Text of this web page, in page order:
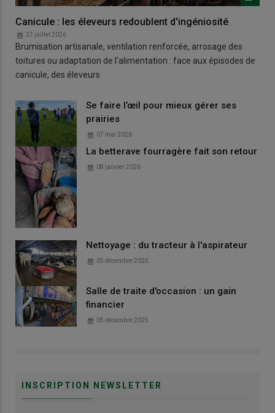
Canicule : les éleveurs redoublent d'ingéniosité
27 juillet 2026
Brumisation artisanale, ventilation renforcée, arrosage des
toitures ou adaptation de l'alimentation : face aux épisodes de
canicule, des éleveurs
Se faire l’œil pour mieux gérer ses
prairies
07 mai 2026
La betterave fourragère fait son retour
08 janvier 2026
Nettoyage : du tracteur à l'aspirateur
05 décembre 2025
Salle de traite d'occasion : un gain
financier
05 décembre 2025
INSCRIPTION NEWSLETTER